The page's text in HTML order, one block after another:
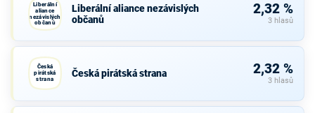
Liberální
aliance
nezávislých
občanů
Liberální aliance nezávislých
občanů
2,32 %
3 hlasů
Česká
pirátská
strana
Česká pirátská strana 2,32 %
3 hlasů